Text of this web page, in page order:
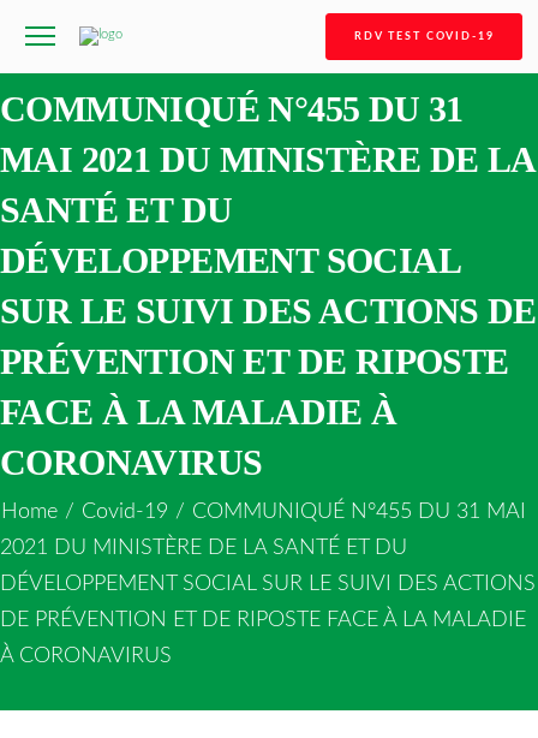
RDV TEST COVID-19
COMMUNIQUÉ N°455 DU 31
MAI 2021 DU MINISTÈRE DE LA
SANTÉ ET DU
DÉVELOPPEMENT SOCIAL
SUR LE SUIVI DES ACTIONS DE
PRÉVENTION ET DE RIPOSTE
FACE À LA MALADIE À
CORONAVIRUS
Home / Covid-19 / COMMUNIQUÉ N°455 DU 31 MAI
2021 DU MINISTÈRE DE LA SANTÉ ET DU
DÉVELOPPEMENT SOCIAL SUR LE SUIVI DES ACTIONS
DE PRÉVENTION ET DE RIPOSTE FACE À LA MALADIE
À CORONAVIRUS